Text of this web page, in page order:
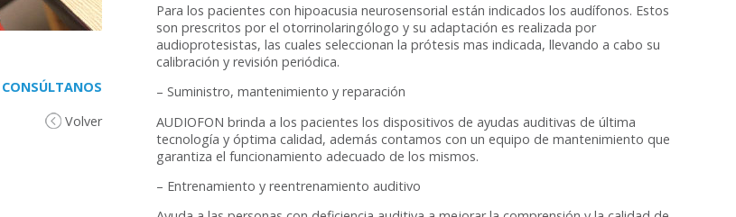
CONSÚLTANOS
Volver
Para los pacientes con hipoacusia neurosensorial están indicados los audífonos. Estos
son prescritos por el otorrinolaringólogo y su adaptación es realizada por
audioprotesistas, las cuales seleccionan la prótesis mas indicada, llevando a cabo su
calibración y revisión periódica.
– Suministro, mantenimiento y reparación
AUDIOFON brinda a los pacientes los dispositivos de ayudas auditivas de última
tecnología y óptima calidad, además contamos con un equipo de mantenimiento que
garantiza el funcionamiento adecuado de los mismos.
– Entrenamiento y reentrenamiento auditivo